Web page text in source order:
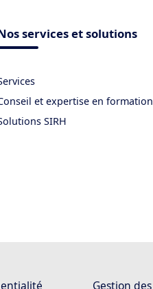
services et solutions
et expertise en formation
SIRH
Gestion